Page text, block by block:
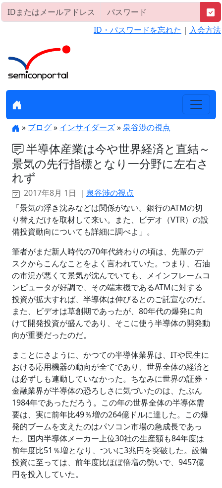
ID・パスワードを忘れた ｜ 入会方法
» ブログ» インサイダーズ» 泉谷渉の視点
半導体産業は今や世界経済と直結～
景気の先行指標となり一分野に左右さ
れず
2017年8月 1日 ｜ 泉谷渉の視点
「景気の浮き沈みなどは関係がない。銀行のATMの切
り替えだけを取材して来い。また、ビデオ（VTR）の設
備投資動向についても詳細に調べよ」。
筆者がまだ新人時代の70年代終わりの頃は、先輩のデ
スクからこんなことをよく言われていた。つまり、石油
の市況が悪くて景気が沈んでいても、メインフレームコ
ンピュータが好調で、その端末機であるATMに対する
投資が拡大すれば、半導体は伸びるとのご託宣なのだ。
また、ビデオは草創期であったが、80年代の爆発に向
けて開発投資が盛んであり、そこに使う半導体の開発動
向が重要だったのだ。
まことにさように、かつての半導体業界は、ITや民生に
おける応用機器の動向が全てであり、世界全体の経済と
は必ずしも連動していなかった。ちなみに世界の証券・
金融業界が半導体の恐ろしさに気づいたのは、たぶん
1984年であっただろう。この年の世界全体の半導体需
要は、実に前年比49％増の264億ドルに達した。この爆
発的ブームを支えたのはパソコン市場の急成長であっ
た。国内半導体メーカー上位30社の生産額も84年度は
前年度比51％増となり、ついに3兆円を突破した。設備
投資に至っては、前年度比ほぼ倍増の勢いで、9457億
円を投入していた。